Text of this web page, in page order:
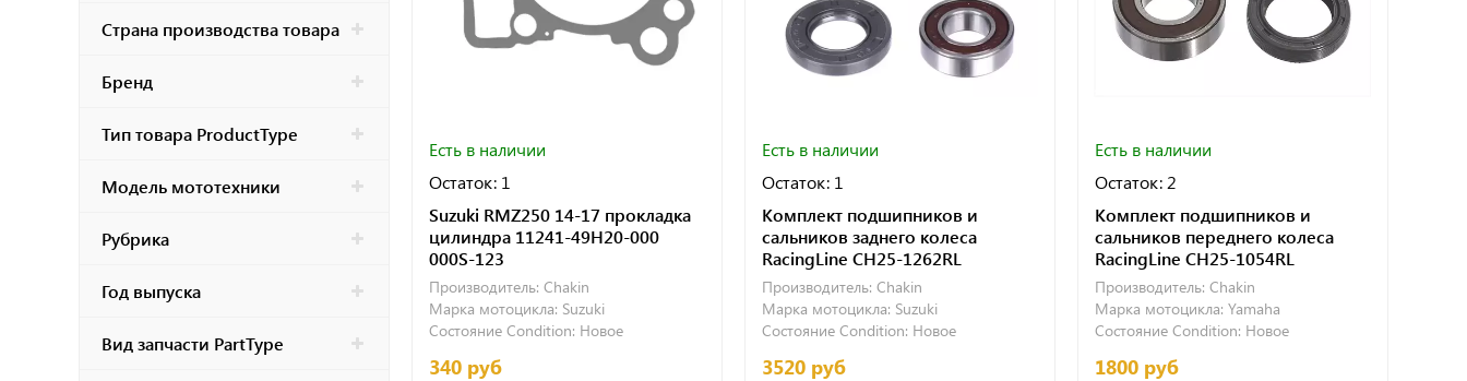
Страна производства товара
Бренд
Тип товара ProductType
Модель мототехники
Рубрика
Год выпуска
Вид запчасти PartType
Есть в наличии
Остаток: 1
Suzuki RMZ250 14-17 прокладка
цилиндра 11241-49H20-000
000S-123
Производитель: Chakin
Марка мотоцикла: Suzuki
Состояние Condition: Новое
340 руб
Есть в наличии
Остаток: 1
Комплект подшипников и
сальников заднего колеса
RacingLine CH25-1262RL
Производитель: Chakin
Марка мотоцикла: Suzuki
Состояние Condition: Новое
3520 руб
Есть в наличии
Остаток: 2
Комплект подшипников и
сальников переднего колеса
RacingLine CH25-1054RL
Производитель: Chakin
Марка мотоцикла: Yamaha
Состояние Condition: Новое
1800 руб